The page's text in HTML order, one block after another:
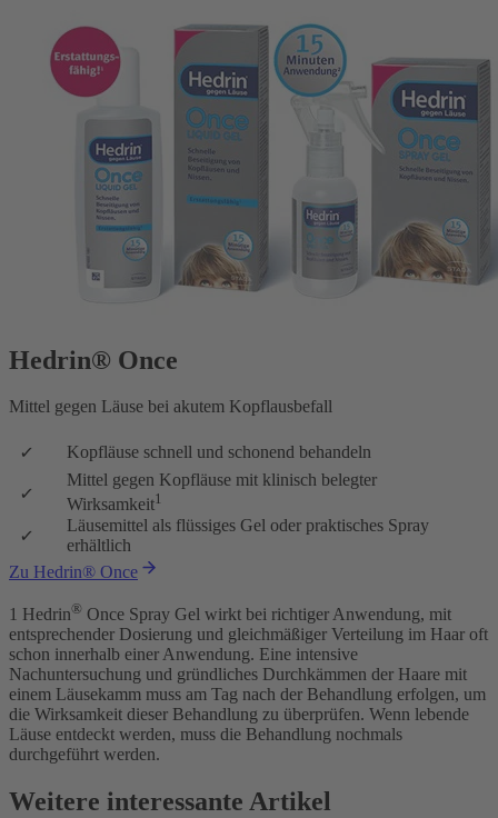
Hedrin® Once
Mittel gegen Läuse bei akutem Kopflausbefall
Kopfläuse schnell und schonend behandeln
Mittel gegen Kopfläuse mit klinisch belegter
Wirksamkeit1
Läusemittel als flüssiges Gel oder praktisches Spray
erhältlich
Zu Hedrin® Once
1 Hedrin® Once Spray Gel wirkt bei richtiger Anwendung, mit
entsprechender Dosierung und gleichmäßiger Verteilung im Haar oft
schon innerhalb einer Anwendung. Eine intensive
Nachuntersuchung und gründliches Durchkämmen der Haare mit
einem Läusekamm muss am Tag nach der Behandlung erfolgen, um
die Wirksamkeit dieser Behandlung zu überprüfen. Wenn lebende
Läuse entdeckt werden, muss die Behandlung nochmals
durchgeführt werden.
Weitere interessante Artikel